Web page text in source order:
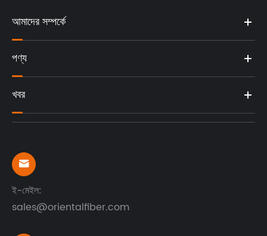
আমাদের সম্পর্কে
পণ্য
খবর

ই-মেইল:
sales@orientalfiber.com